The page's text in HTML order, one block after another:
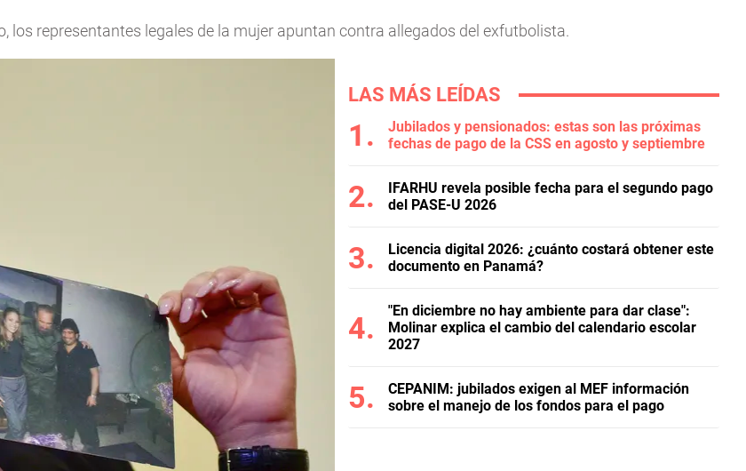
los representantes legales de la mujer apuntan contra allegados del exfutbolista.
LAS MÁS LEÍDAS
Jubilados y pensionados: estas son las próximas
fechas de pago de la CSS en agosto y septiembre
IFARHU revela posible fecha para el segundo pago
del PASE-U 2026
Licencia digital 2026: ¿cuánto costará obtener este
documento en Panamá?
"En diciembre no hay ambiente para dar clase":
Molinar explica el cambio del calendario escolar
2027
CEPANIM: jubilados exigen al MEF información
sobre el manejo de los fondos para el pago